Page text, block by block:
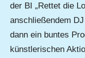
der BI „Rettet die
anschließendem
dann ein buntes
künstlerischen